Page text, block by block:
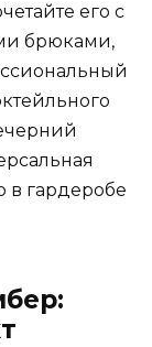
его с
брюками,
в гардеробе